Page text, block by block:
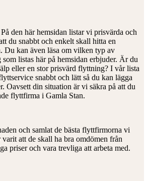
den här hemsidan listar vi prisvärda och
du snabbt och enkelt skall hitta en
Du kan även läsa om vilken typ av
listas här på hemsidan erbjuder. Är du
eller en stor prisvärd flyttning? I vår lista
snabbt och lätt så du kan lägga
Oavsett din situation är vi säkra på att du
flyttfirma i Gamla Stan.
och samlat de bästa flyttfirmorna vi
att de skall ha bra omdömen från
priser och vara trevliga att arbeta med.